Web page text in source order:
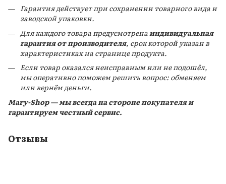
Гарантия действует при сохранении товарного вида и
заводской упаковки.
Для каждого товара предусмотрена индивидуальная
гарантия от производителя, срок которой указан в
характеристиках на странице продукта.
Если товар оказался неисправным или не подошёл,
мы оперативно поможем решить вопрос: обменяем
или вернём деньги.
Mary-Shop — мы всегда на стороне покупателя и
гарантируем честный сервис.
Отзывы